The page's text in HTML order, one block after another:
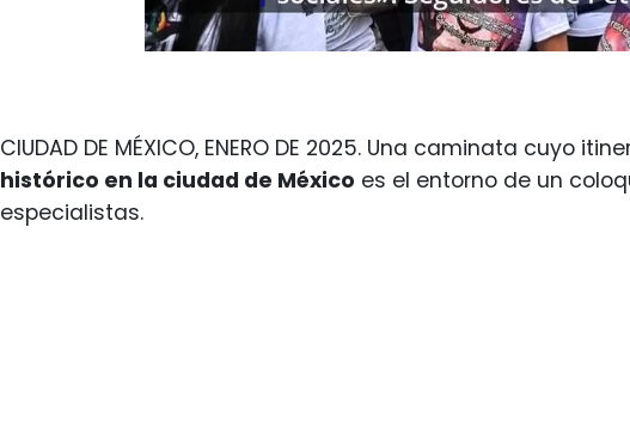
CIUDAD DE MÉXICO, ENERO DE 2025. Una caminata cuyo
histórico en la ciudad de México es el entorno de un
especialistas.